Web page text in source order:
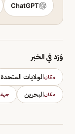
ChatGPT
وَرَد في الخبر
مكانالولايات المتحدة
مكانالبحرين جهة